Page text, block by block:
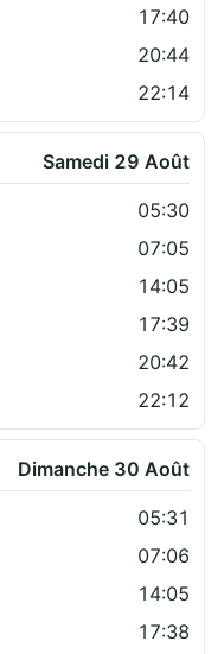
17:40
20:44
22:14
Samedi 29 Août
05:30
07:05
14:05
17:39
20:42
22:12
Dimanche 30 Août
05:31
07:06
14:05
17:38